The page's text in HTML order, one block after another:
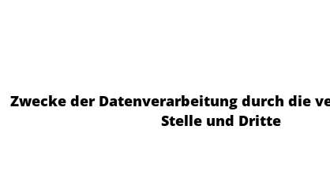
Zwecke der Datenverarbeitung durch die
Stelle und Dritte